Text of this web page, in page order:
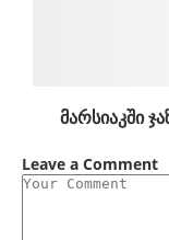
მარსიაკში
Leave a Comment